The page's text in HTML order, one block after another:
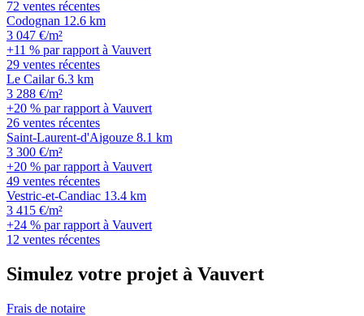
72 ventes récentes
Codognan 12.6 km
3 047 €/m²
+11 % par rapport à Vauvert
29 ventes récentes
Le Cailar 6.3 km
3 288 €/m²
+20 % par rapport à Vauvert
26 ventes récentes
Saint-Laurent-d'Aigouze 8.1 km
3 300 €/m²
+20 % par rapport à Vauvert
49 ventes récentes
Vestric-et-Candiac 13.4 km
3 415 €/m²
+24 % par rapport à Vauvert
12 ventes récentes
Simulez votre projet à Vauvert
Frais de notaire